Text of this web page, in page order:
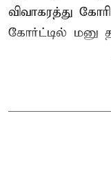
விவாகரத்து
கோர்ட்டில் மனு